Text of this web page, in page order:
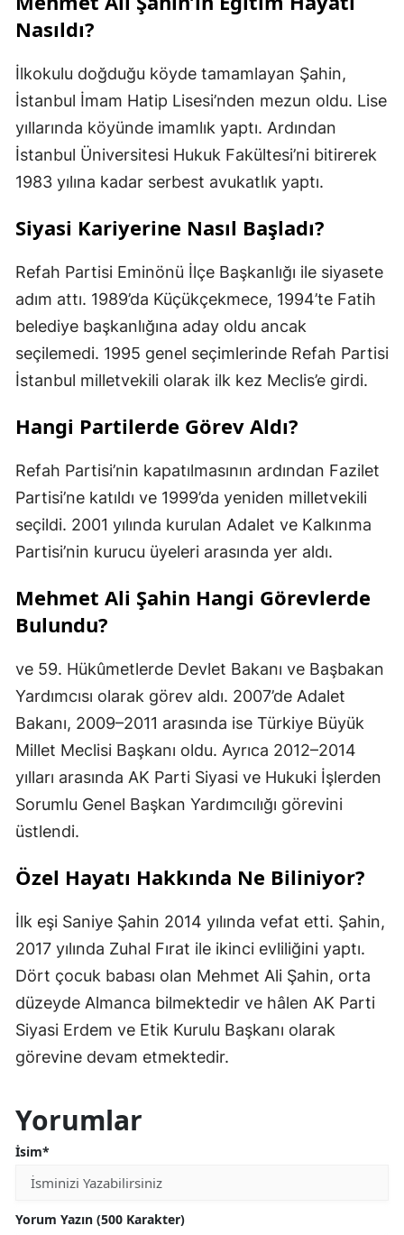
Nasıldı?
İlkokulu doğduğu köyde tamamlayan Şahin,
İstanbul İmam Hatip Lisesi’nden mezun oldu. Lise
yıllarında köyünde imamlık yaptı. Ardından
İstanbul Üniversitesi Hukuk Fakültesi’ni bitirerek
1983 yılına kadar serbest avukatlık yaptı.
Siyasi Kariyerine Nasıl Başladı?
Refah Partisi Eminönü İlçe Başkanlığı ile siyasete
adım attı. 1989’da Küçükçekmece, 1994’te Fatih
belediye başkanlığına aday oldu ancak
seçilemedi. 1995 genel seçimlerinde Refah Partisi
İstanbul milletvekili olarak ilk kez Meclis’e girdi.
Hangi Partilerde Görev Aldı?
Refah Partisi’nin kapatılmasının ardından Fazilet
Partisi’ne katıldı ve 1999’da yeniden milletvekili
seçildi. 2001 yılında kurulan Adalet ve Kalkınma
Partisi’nin kurucu üyeleri arasında yer aldı.
Mehmet Ali Şahin Hangi Görevlerde
Bulundu?
ve 59. Hükûmetlerde Devlet Bakanı ve Başbakan
Yardımcısı olarak görev aldı. 2007’de Adalet
Bakanı, 2009–2011 arasında ise Türkiye Büyük
Millet Meclisi Başkanı oldu. Ayrıca 2012–2014
yılları arasında AK Parti Siyasi ve Hukuki İşlerden
Sorumlu Genel Başkan Yardımcılığı görevini
üstlendi.
Özel Hayatı Hakkında Ne Biliniyor?
İlk eşi Saniye Şahin 2014 yılında vefat etti. Şahin,
2017 yılında Zuhal Fırat ile ikinci evliliğini yaptı.
Dört çocuk babası olan Mehmet Ali Şahin, orta
düzeyde Almanca bilmektedir ve hâlen AK Parti
Siyasi Erdem ve Etik Kurulu Başkanı olarak
görevine devam etmektedir.
Yorumlar
İsim*
Yorum Yazın (500 Karakter)